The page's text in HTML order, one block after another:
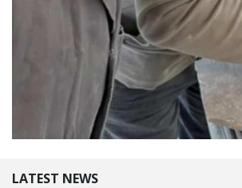
LATEST NEWS